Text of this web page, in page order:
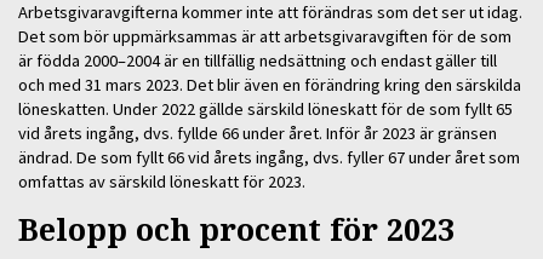
Arbetsgivaravgifterna kommer inte att förändras som det ser ut idag.
Det som bör uppmärksammas är att arbetsgivaravgiften för de som
är födda 2000–2004 är en tillfällig nedsättning och endast gäller till
och med 31 mars 2023. Det blir även en förändring kring den särskilda
löneskatten. Under 2022 gällde särskild löneskatt för de som fyllt 65
vid årets ingång, dvs. fyllde 66 under året. Inför år 2023 är gränsen
ändrad. De som fyllt 66 vid årets ingång, dvs. fyller 67 under året som
omfattas av särskild löneskatt för 2023.
Belopp och procent för 2023